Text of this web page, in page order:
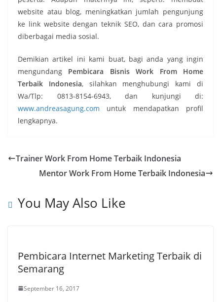
website atau blog, meningkatkan jumlah pengunjung
ke link website dengan teknik SEO, dan cara promosi
diberbagai media sosial.
Demikian artikel ini kami buat, bagi anda yang ingin
mengundang Pembicara Bisnis Work From Home
Terbaik Indonesia, silahkan menghubungi kami di
Wa/Tlp: 0813-8154-6943, dan kunjungi di:
www.andreasagung.com untuk mendapatkan profil
lengkapnya.
Trainer Work From Home Terbaik Indonesia
Mentor Work From Home Terbaik Indonesia
You May Also Like
Pembicara Internet Marketing Terbaik di
Semarang
September 16, 2017